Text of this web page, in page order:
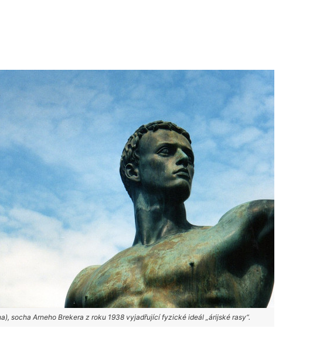
socha Arneho Brekera z roku 1938 vyjadřující fyzické ideál „árijské rasy“.